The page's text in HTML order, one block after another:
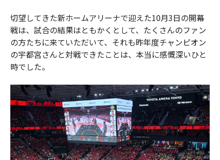
切望してきた新ホームアリーナで迎えた10月3日の開幕
戦は、試合の結果はともかくとして、たくさんのファン
の方たちに来ていただいて、それも昨年度チャンピオン
の宇都宮さんと対戦できたことは、本当に感慨深いひと
時でした。